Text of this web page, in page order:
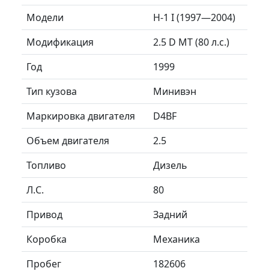
Модели
H-1 I (1997—2004)
Модификация
2.5 D MT (80 л.с.)
Год
1999
Тип кузова
Минивэн
Маркировка двигателя
D4BF
Объем двигателя
2.5
Топливо
Дизель
Л.C.
80
Привод
Задний
Коробка
Механика
Пробег
182606